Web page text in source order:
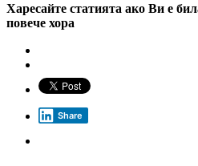
Харесайте статията ако Ви е
повече хора
Share